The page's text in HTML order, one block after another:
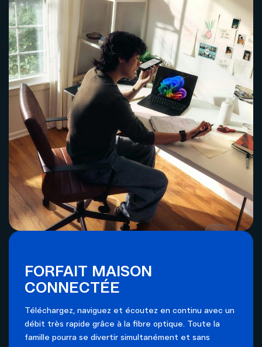
FORFAIT MAISON
CONNECTÉE
Téléchargez, naviguez et écoutez en continu avec un
débit très rapide grâce à la fibre optique. Toute la
famille pourra se divertir simultanément et sans